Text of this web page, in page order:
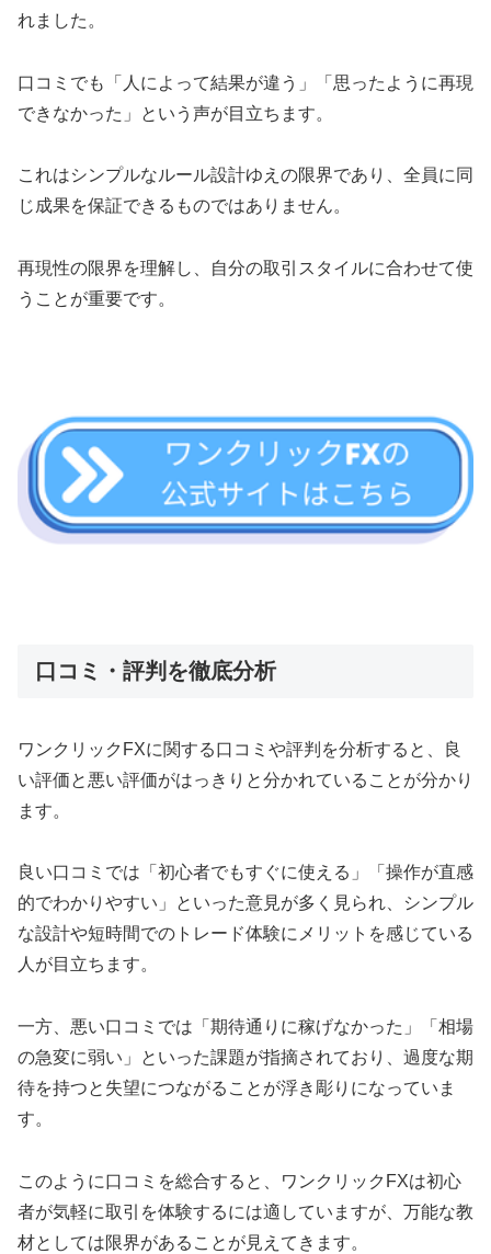
れました。
口コミでも「人によって結果が違う」「思ったように再現
できなかった」という声が目立ちます。
これはシンプルなルール設計ゆえの限界であり、全員に同
じ成果を保証できるものではありません。
再現性の限界を理解し、自分の取引スタイルに合わせて使
うことが重要です。
口コミ・評判を徹底分析
ワンクリックFXに関する口コミや評判を分析すると、良
い評価と悪い評価がはっきりと分かれていることが分かり
ます。
良い口コミでは「初心者でもすぐに使える」「操作が直感
的でわかりやすい」といった意見が多く見られ、シンプル
な設計や短時間でのトレード体験にメリットを感じている
人が目立ちます。
一方、悪い口コミでは「期待通りに稼げなかった」「相場
の急変に弱い」といった課題が指摘されており、過度な期
待を持つと失望につながることが浮き彫りになっていま
す。
このように口コミを総合すると、ワンクリックFXは初心
者が気軽に取引を体験するには適していますが、万能な教
材としては限界があることが見えてきます。